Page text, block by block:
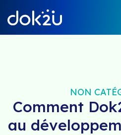
NON
Comment
au